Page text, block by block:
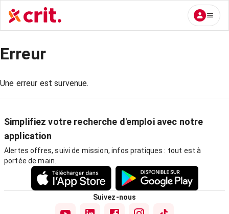
Erreur
Une erreur est survenue.
Simplifiez votre recherche d'emploi avec notre
application
Alertes offres, suivi de mission, infos pratiques : tout est à
portée de main.
Suivez-nous